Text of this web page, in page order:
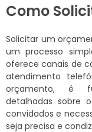
Como
Solicitar um
um processo
oferece canais de
atendimento
orçamento, é
detalhadas sobre
convidados e
seja precisa e